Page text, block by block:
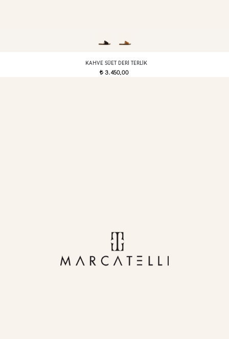
KAHVE SÜET DERI TERLIK
t3.450,00